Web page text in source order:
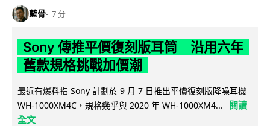
藍骨 7 分
Sony 傳推平價復刻版耳筒 沿用六年
舊款規格挑戰加價潮
最近有爆料指 Sony 計劃於 9 月 7 日推出平價復刻版降噪耳機
WH-1000XM4C，規格幾乎與 2020 年 WH-1000XM4...
閱讀
全文